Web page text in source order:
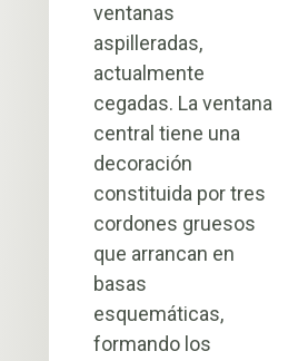
ventanas
aspilleradas,
actualmente
cegadas. La ventana
central tiene una
decoración
constituida por tres
cordones gruesos
que arrancan en
basas
esquemáticas,
formando los